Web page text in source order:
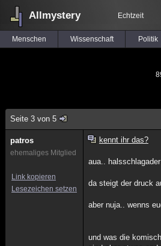
Allmystery Echtzeit
Menschen Wissenschaft Politik
Seite 3 von 5
patros
ehemaliges Mitglied
Link kopieren
Lesezeichen setzen
kennt ihr das?
aua.. halsschlagader
da steigt der druck
aber nuja.. wenns
und was die